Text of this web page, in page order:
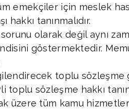
emekçiler için meslek
tanınmalıdır.
olarak değil aynı
göstermektedir.
toplu sözleşme
sözleşme hakkı
üzere tüm kamu